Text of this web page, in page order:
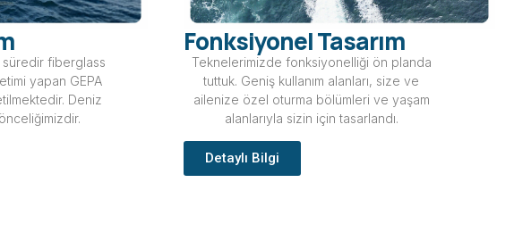
süredir fiberglass
yapan GEPA
Deniz
Fonksiyonel Tasarım
Teknelerimizde fonksiyonelliği ön planda
tuttuk. Geniş kullanım alanları, size ve
ailenize özel oturma bölümleri ve yaşam
alanlarıyla sizin için tasarlandı.
Detaylı Bilgi